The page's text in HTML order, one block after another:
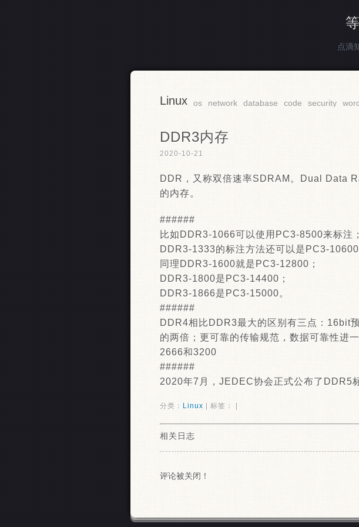
点滴
Linux os network database code security
DDR3内存
2020-10-21
DDR，又称双倍速率SDRAM。Dual Data
的内存。
######
比如DDR3-1066可以使用PC3-8500来标注；
DDR3-1333的标注方法还可以是PC3-10600
同理DDR3-1600就是PC3-12800；
DDR3-1800是PC3-14400；
DDR3-1866是PC3-15000。
######
DDR4相比DDR3最大的区别有三点：16bit
的两倍；更可靠的传输规范，数据可靠性进
2666和3200
######
2020年7月，JEDEC协会正式公布了DDR5
分类： Linux | 标签： |
相关日志
评论被关闭！